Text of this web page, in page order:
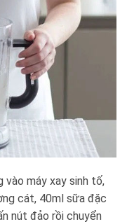
vào máy xay sinh tố,
cát, 40ml sữa đặc
nút đảo rồi chuyển